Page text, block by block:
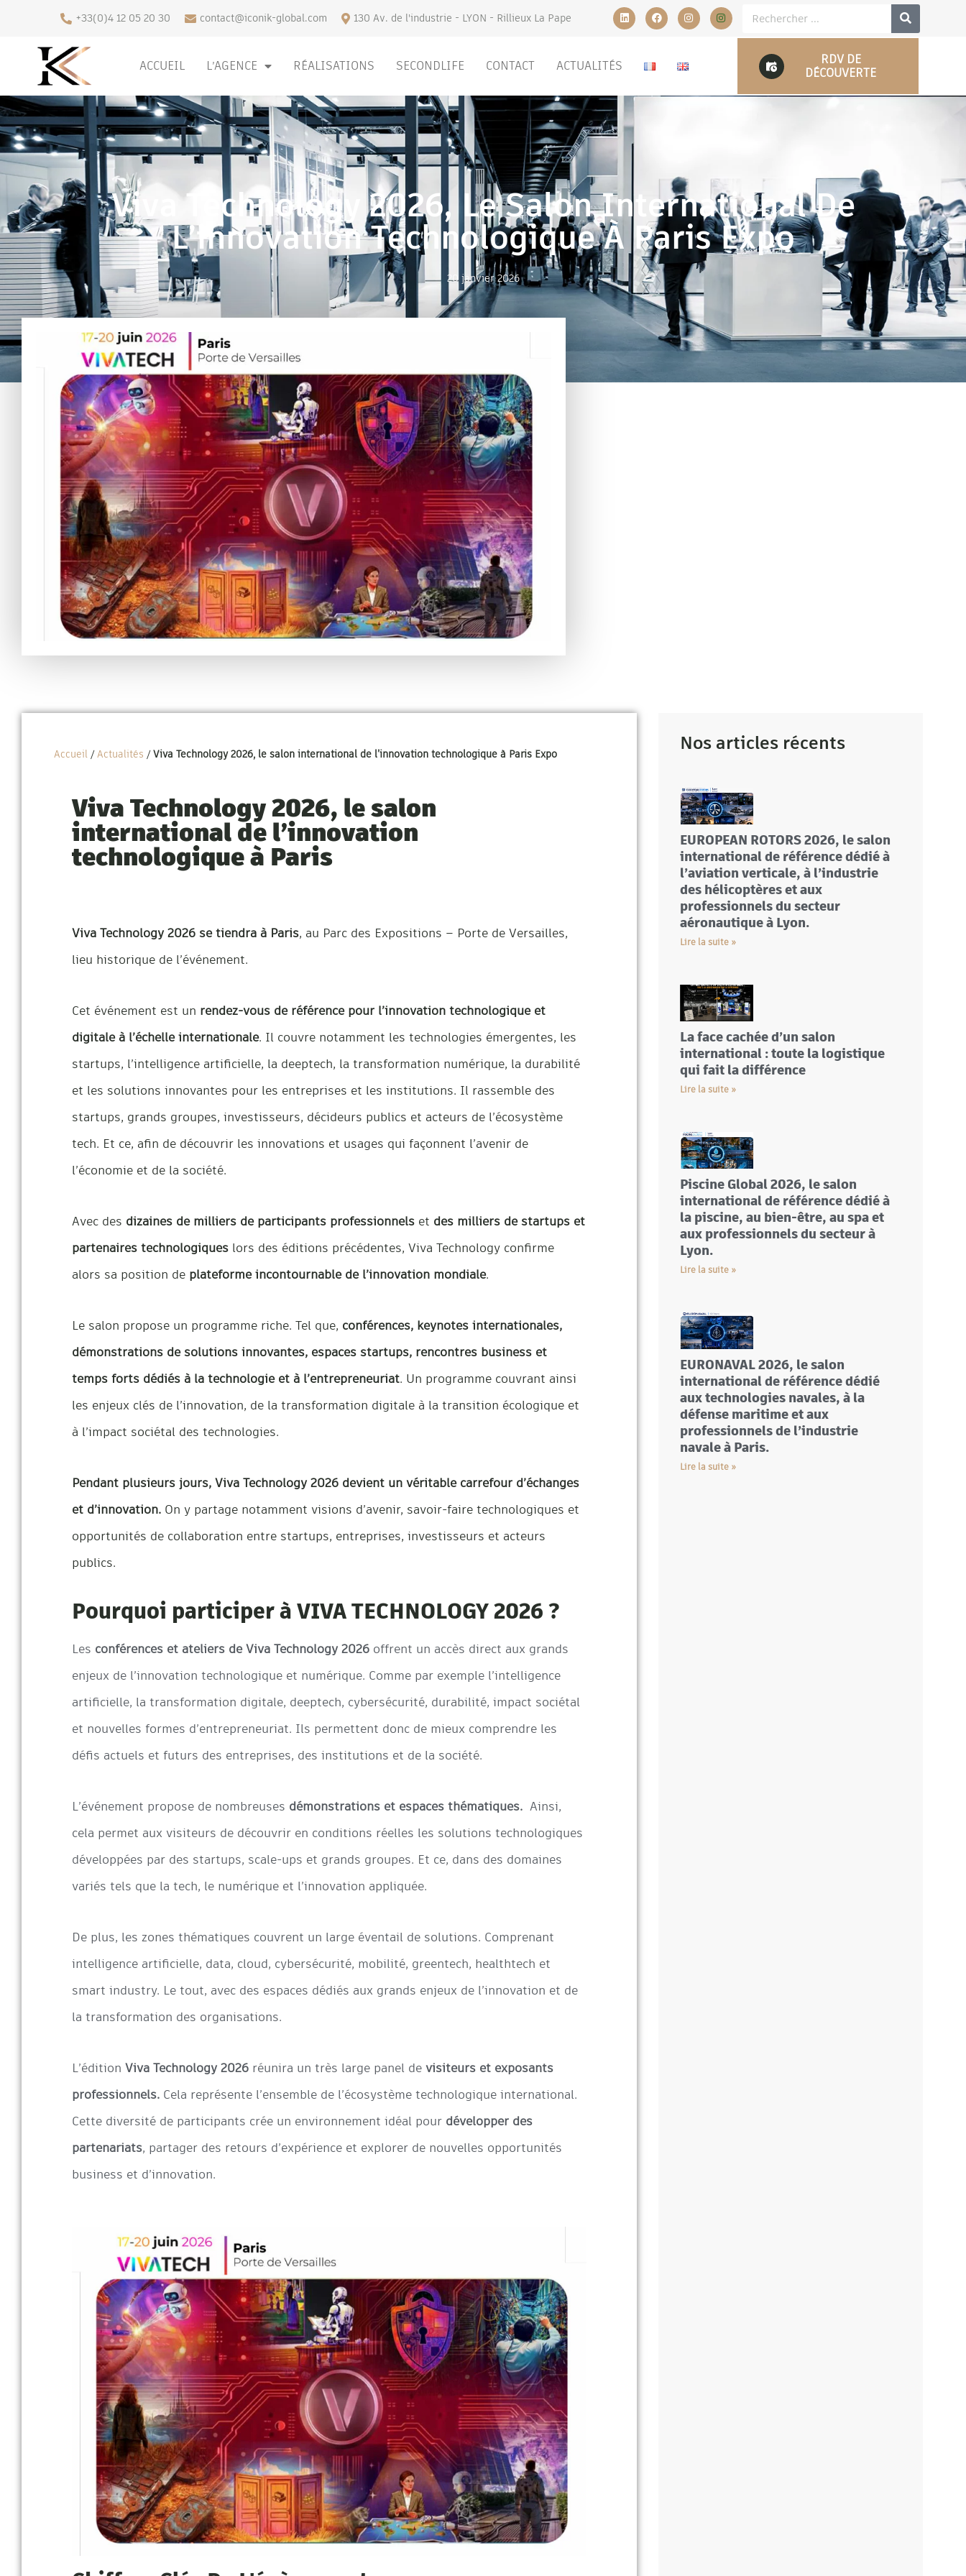
+33(0)4 12 05 20 30 contact@iconik-global.com 130 Av. de l'industrie - LYON - Rillieux La Pape
ACCUEIL L’AGENCE RÉALISATIONS SECONDLIFE CONTACT ACTUALITÉS
RDV DE
DÉCOUVERTE
Viva Technology 2026, Le Salon International De
L’innovation Technologique À Paris Expo
20 janvier 2026
Accueil /Actualités /Viva Technology 2026, le salon international de l’innovation technologique à Paris Expo
Viva Technology 2026, le salon
international de l’innovation
technologique à Paris
Viva Technology 2026 se tiendra à Paris, au Parc des Expositions – Porte de Versailles,
lieu historique de l’événement.
Cet événement est un rendez-vous de référence pour l’innovation technologique et
digitale à l’échelle internationale. Il couvre notamment les technologies émergentes, les
startups, l’intelligence artificielle, la deeptech, la transformation numérique, la durabilité
et les solutions innovantes pour les entreprises et les institutions. Il rassemble des
startups, grands groupes, investisseurs, décideurs publics et acteurs de l’écosystème
tech. Et ce, afin de découvrir les innovations et usages qui façonnent l’avenir de
l’économie et de la société.
Avec des dizaines de milliers de participants professionnels et des milliers de startups et
partenaires technologiques lors des éditions précédentes, Viva Technology confirme
alors sa position de plateforme incontournable de l’innovation mondiale.
Le salon propose un programme riche. Tel que, conférences, keynotes internationales,
démonstrations de solutions innovantes, espaces startups, rencontres business et
temps forts dédiés à la technologie et à l’entrepreneuriat. Un programme couvrant ainsi
les enjeux clés de l’innovation, de la transformation digitale à la transition écologique et
à l’impact sociétal des technologies.
Pendant plusieurs jours, Viva Technology 2026 devient un véritable carrefour d’échanges
et d’innovation. On y partage notamment visions d’avenir, savoir-faire technologiques et
opportunités de collaboration entre startups, entreprises, investisseurs et acteurs
publics.
Pourquoi participer à VIVA TECHNOLOGY 2026 ?
Les conférences et ateliers deViva Technology 2026 offrent un accès direct aux grands
enjeux de l’innovation technologique et numérique. Comme par exemple l’intelligence
artificielle, la transformation digitale, deeptech, cybersécurité, durabilité, impact sociétal
et nouvelles formes d’entrepreneuriat. Ils permettent donc de mieux comprendre les
défis actuels et futurs des entreprises, des institutions et de la société.
L’événement propose de nombreuses démonstrations et espaces thématiques. Ainsi,
cela permet aux visiteurs de découvrir en conditions réelles les solutions technologiques
développées par des startups, scale-ups et grands groupes. Et ce, dans des domaines
variés tels que la tech, le numérique et l’innovation appliquée.
De plus, les zones thématiques couvrent un large éventail de solutions. Comprenant
intelligence artificielle, data, cloud, cybersécurité, mobilité, greentech, healthtech et
smart industry. Le tout, avec des espaces dédiés aux grands enjeux de l’innovation et de
la transformation des organisations.
L’édition Viva Technology 2026 réunira un très large panel de visiteurs et exposants
professionnels. Cela représente l’ensemble de l’écosystème technologique international.
Cette diversité de participants crée un environnement idéal pour développer des
partenariats, partager des retours d’expérience et explorer de nouvelles opportunités
business et d’innovation.
Nos articles récents
EUROPEAN ROTORS 2026, le salon
international de référence dédié à
l’aviation verticale, à l’industrie
des hélicoptères et aux
professionnels du secteur
aéronautique à Lyon.
Lire la suite »
La face cachée d’un salon
international : toute la logistique
qui fait la différence
Lire la suite »
Piscine Global 2026, le salon
international de référence dédié à
la piscine, au bien-être, au spa et
aux professionnels du secteur à
Lyon.
Lire la suite »
EURONAVAL 2026, le salon
international de référence dédié
aux technologies navales, à la
défense maritime et aux
professionnels de l’industrie
navale à Paris.
Lire la suite »